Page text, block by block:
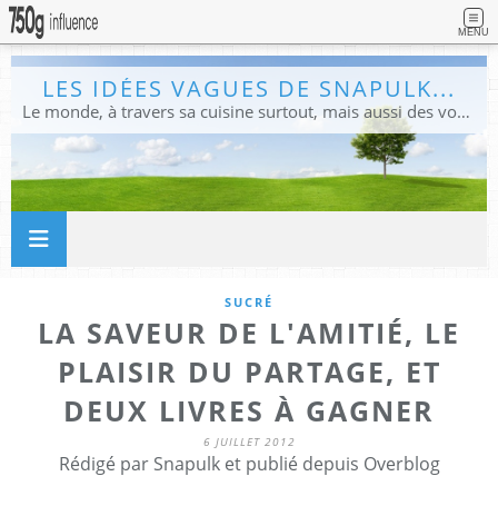
MENU
LES IDÉES VAGUES DE SNAPULK...
Le monde, à travers sa cuisine surtout, mais aussi des voyages, et des idées.
SUCRÉ
LA SAVEUR DE L'AMITIÉ, LE
PLAISIR DU PARTAGE, ET
DEUX LIVRES À GAGNER
6 JUILLET 2012
Rédigé par Snapulk et publié depuis Overblog